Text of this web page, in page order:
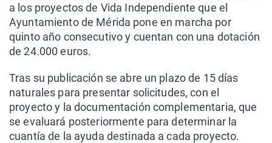
a los proyectos de Vida Independiente que el
Ayuntamiento de Mérida pone en marcha por
quinto año consecutivo y cuentan con una dotación
de 24.000 euros.
Tras su publicación se abre un plazo de 15 días
naturales para presentar solicitudes, con el
proyecto y la documentación complementaria, que
se evaluará posteriormente para determinar la
cuantía de la ayuda destinada a cada proyecto.